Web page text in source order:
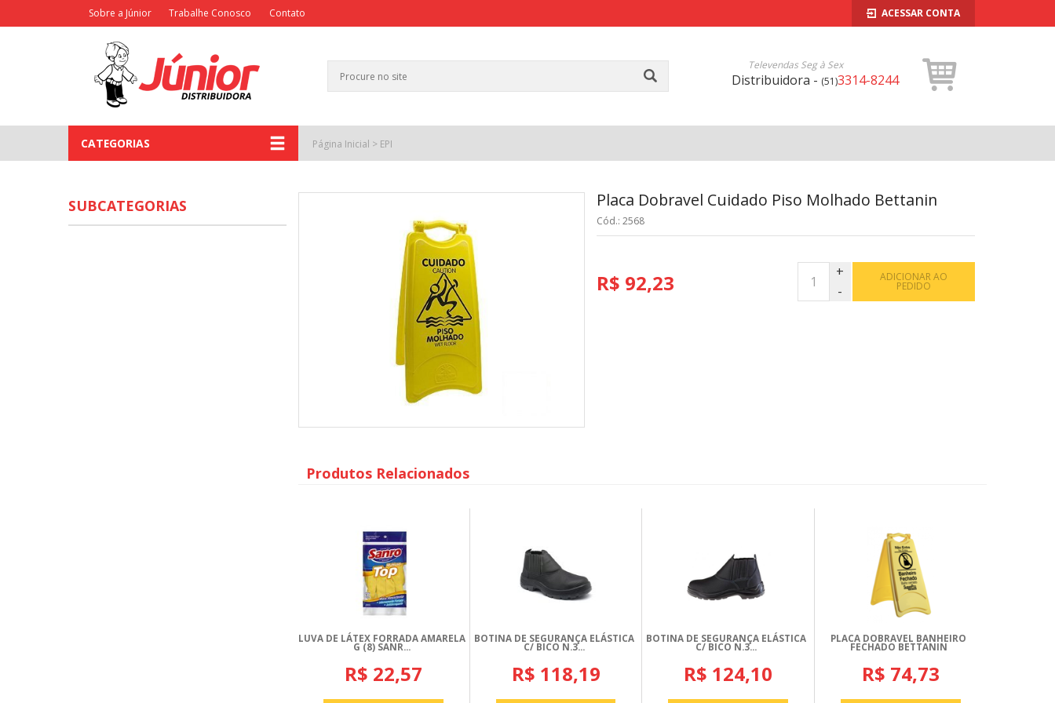
Sobre a Júnior Trabalhe Conosco Contato ACESSAR CONTA
Televendas Seg à Sex
Distribuidora - (51)3314-8244
CATEGORIAS Página Inicial > EPI
Placa Dobravel Cuidado Piso Molhado Bettanin
Cód.: 2568
R$ 92,23 ADICIONAR AO
PEDIDO
Produtos Relacionados
LUVA DE LÁTEX FORRADA AMARELA
G (8) SANR...
R$ 22,57
BOTINA DE SEGURANÇA ELÁSTICA
C/ BICO N.3...
R$ 118,19
BOTINA DE SEGURANÇA ELÁSTICA
C/ BICO N.3...
R$ 124,10
PLACA DOBRAVEL BANHEIRO
FECHADO BETTANIN
R$ 74,73
SUBCATEGORIAS